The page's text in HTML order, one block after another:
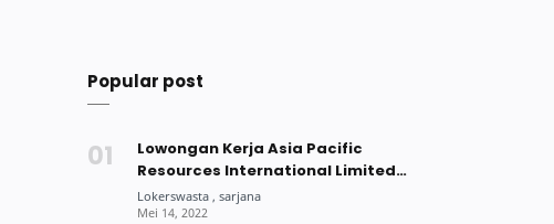
Popular post
Lowongan Kerja Asia Pacific
Resources International Limited
(APRIL) Group Mei 2022